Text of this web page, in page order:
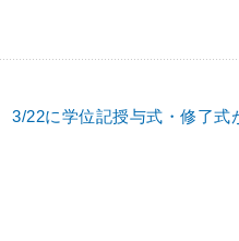
3/22に学位記授与式・修了式